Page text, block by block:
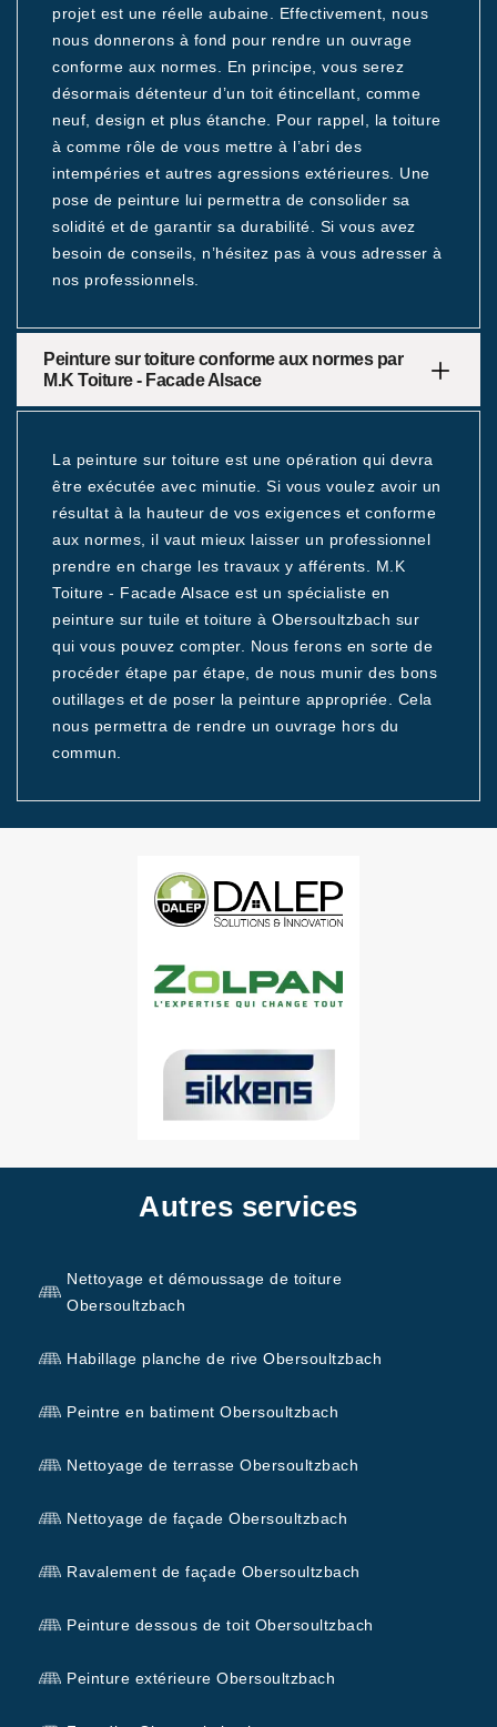
projet est une réelle aubaine. Effectivement, nous
nous donnerons à fond pour rendre un ouvrage
conforme aux normes. En principe, vous serez
désormais détenteur d’un toit étincellant, comme
neuf, design et plus étanche. Pour rappel, la toiture
à comme rôle de vous mettre à l’abri des
intempéries et autres agressions extérieures. Une
pose de peinture lui permettra de consolider sa
solidité et de garantir sa durabilité. Si vous avez
besoin de conseils, n’hésitez pas à vous adresser à
nos professionnels.
Peinture sur toiture conforme aux normes par
M.K Toiture - Facade Alsace
La peinture sur toiture est une opération qui devra
être exécutée avec minutie. Si vous voulez avoir un
résultat à la hauteur de vos exigences et conforme
aux normes, il vaut mieux laisser un professionnel
prendre en charge les travaux y afférents. M.K
Toiture - Facade Alsace est un spécialiste en
peinture sur tuile et toiture à Obersoultzbach sur
qui vous pouvez compter. Nous ferons en sorte de
procéder étape par étape, de nous munir des bons
outillages et de poser la peinture appropriée. Cela
nous permettra de rendre un ouvrage hors du
commun.
Autres services
Nettoyage et démoussage de toiture
Obersoultzbach
Habillage planche de rive Obersoultzbach
Peintre en batiment Obersoultzbach
Nettoyage de terrasse Obersoultzbach
Nettoyage de façade Obersoultzbach
Ravalement de façade Obersoultzbach
Peinture dessous de toit Obersoultzbach
Peinture extérieure Obersoultzbach